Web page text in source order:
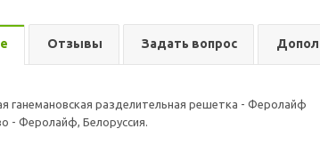
Отзывы Задать вопрос
ганемановская разделительная решетка - Феролайф
- Феролайф, Белоруссия.